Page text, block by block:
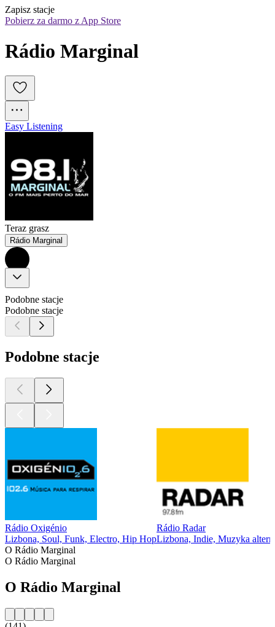
Zapisz stacje
Pobierz za darmo z App Store
Rádio Marginal
Easy Listening
Teraz grasz
Rádio Marginal
Podobne stacje
Podobne stacje
Podobne stacje
Rádio Oxigénio
Lizbona, Soul, Funk, Electro, Hip Hop
Rádio Radar
Lizbona, Indie, Muzyka
O Rádio Marginal
O Rádio Marginal
O Rádio Marginal